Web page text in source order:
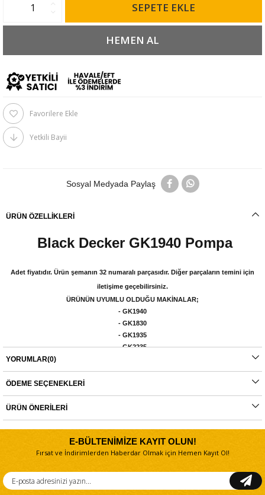
Favorilere Ekle
Yetkili Bayii
Sosyal Medyada Paylaş
ÜRÜN ÖZELLIKLERI
Black Decker GK1940 Pompa
Adet fiyatıdır. Ürün şemanın 32 numaralı parçasıdır. Diğer parçaların temini için
iletişime geçebilirsiniz.
ÜRÜNÜN UYUMLU OLDUĞU MAKİNALAR;
- GK1940
- GK1830
- GK1935
- GK2235
montajlarda ürünlerin iade veya değişim süreçleri bulunmamaktadır. Yedek
parçalar tamamı orijinal olup, fabrikadan çıkmadan kontrol edilmektedir. Yetkili
servis haricinde yapılan montajlardan kaynaklı sorunlar tamamen müşteriye aittir.
Ürünlerin değişim süreçlerindeki kargo bedelleri müşteriye aittir.
YORUMLAR(0)
ÖDEME SEÇENEKLERI
ÜRÜN ÖNERILERI
E-BÜLTENİMİZE KAYIT OLUN!
Fırsat ve İndirimlerden Haberdar Olmak için Hemen Kayıt Ol!